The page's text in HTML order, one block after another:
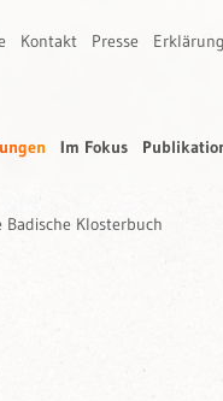
Kontakt Presse
Im Fokus
Klosterbuch